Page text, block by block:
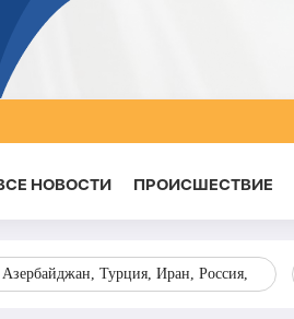
НОВОСТИ ПРОИСШЕСТВИЕ
Турция, Иран, Россия,